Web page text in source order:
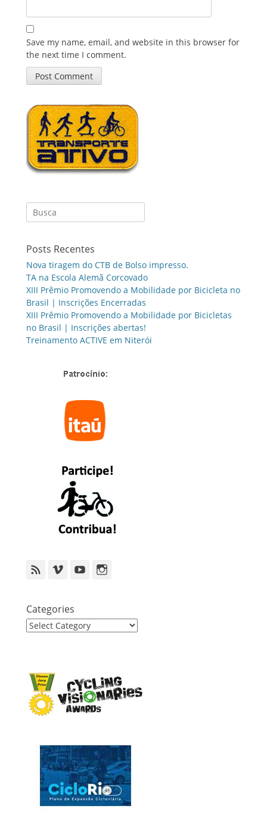
Save my name, email, and website in this browser for
the next time I comment.
Search
for:
Posts Recentes
Nova tiragem do CTB de Bolso impresso.
TA na Escola Alemã Corcovado
XIII Prêmio Promovendo a Mobilidade por Bicicleta no
Brasil | Inscrições Encerradas
XIII Prêmio Promovendo a Mobilidade por Bicicletas
no Brasil | Inscrições abertas!
Treinamento ACTIVE em Niterói
Feed VimeoYouTube
Categories
Categories